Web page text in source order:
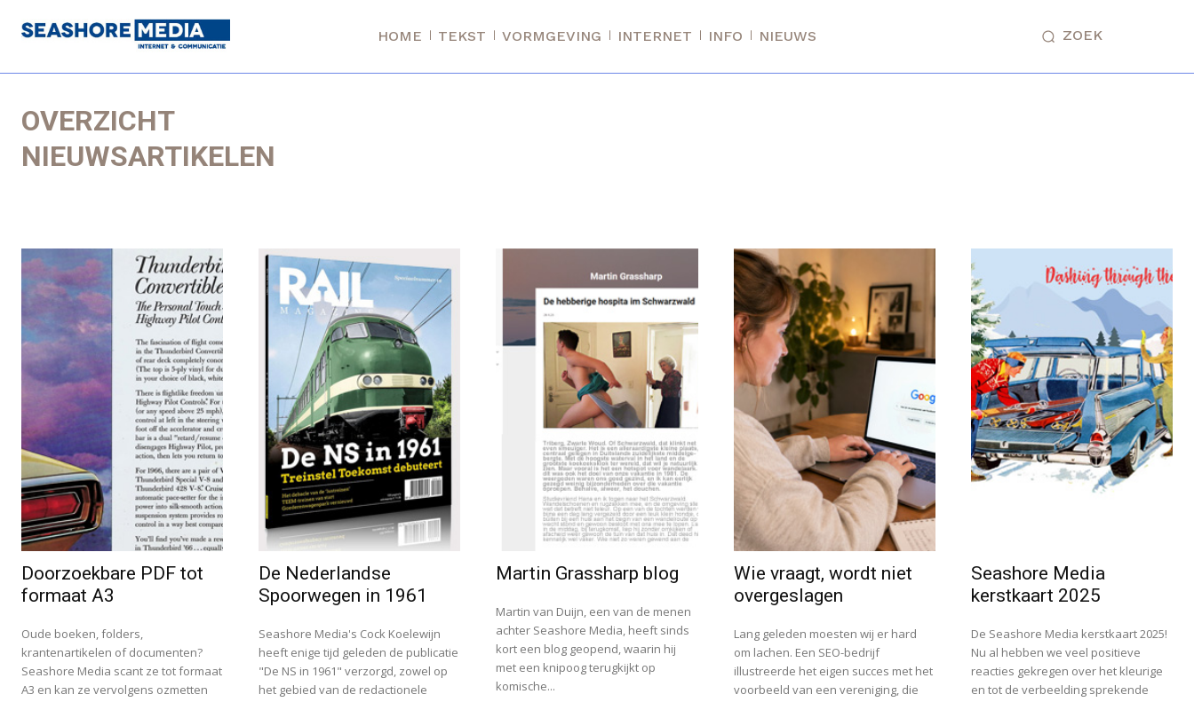
HOME TEKST VORMGEVING INTERNET INFO NIEUWS ZOEK
OVERZICHT
NIEUWSARTIKELEN
Doorzoekbare PDF tot
formaat A3
Oude boeken, folders,
krantenartikelen of documenten?
Seashore Media scant ze tot formaat
A3 en kan ze vervolgens ozmetten
De Nederlandse
Spoorwegen in 1961
Seashore Media's Cock Koelewijn
heeft enige tijd geleden de publicatie
"De NS in 1961" verzorgd, zowel op
het gebied van de redactionele
Martin Grassharp blog
Martin van Duijn, een van de menen
achter Seashore Media, heeft sinds
kort een blog geopend, waarin hij
met een knipoog terugkijkt op
komische...
Wie vraagt, wordt niet
overgeslagen
Lang geleden moesten wij er hard
om lachen. Een SEO-bedrijf
illustreerde het eigen succes met het
voorbeeld van een vereniging, die
Seashore Media
kerstkaart 2025
De Seashore Media kerstkaart 2025!
Nu al hebben we veel positieve
reacties gekregen over het kleurige
en tot de verbeelding sprekende